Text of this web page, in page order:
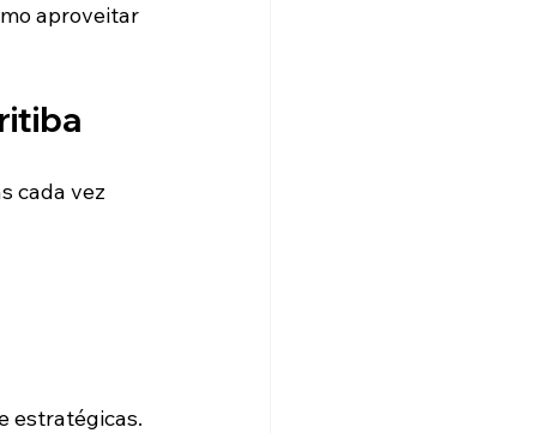
aproveitar
cada vez
estratégicas.